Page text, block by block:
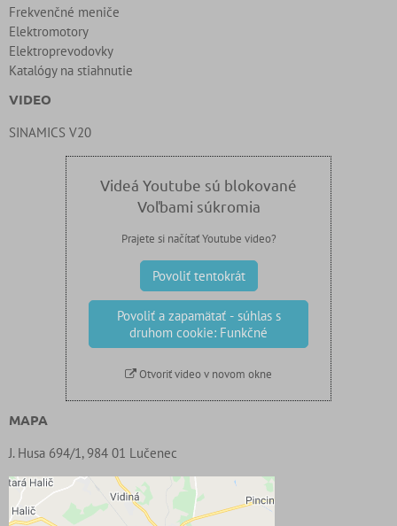
Frekvenčné meniče
Elektromotory
Elektroprevodovky
Katalógy na stiahnutie
VIDEO
SINAMICS V20
Videá Youtube sú blokované
Voľbami súkromia
Prajete si načítať Youtube video?
Povoliť tentokrát
Povoliť a zapamätať - súhlas s
druhom cookie: Funkčné
Otvoriť video v novom okne
MAPA
J. Husa 694/1, 984 01 Lučenec